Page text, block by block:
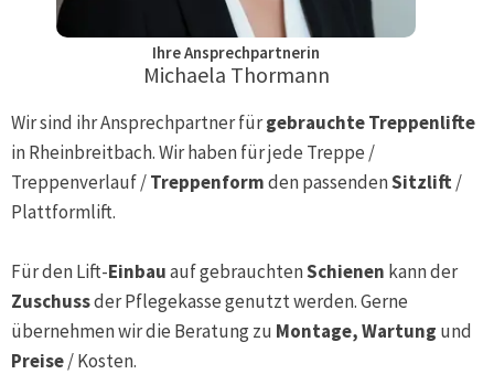
Ihre Ansprechpartnerin
Michaela Thormann
Wir sind ihr Ansprechpartner fürgebrauchte Treppenlifte
inRheinbreitbach. Wir haben für jede Treppe /
Treppenverlauf /Treppenformden passendenSitzlift/
Plattformlift.
Für den Lift-Einbauauf gebrauchtenSchienen kann der
Zuschussder Pflegekasse genutzt werden. Gerne
übernehmen wir die Beratung zu Montage, Wartung und
Preise/ Kosten.